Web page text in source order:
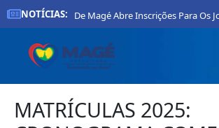
NOTÍCIAS:
Prefeitura De Magé Abre Inscrições Para Os
MATRÍCULAS 2025: